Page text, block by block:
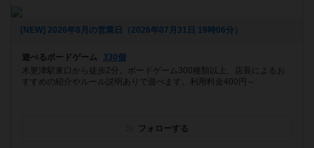
[NEW] 2026年8月の営業日（2026年07月31日 19時06分）
遊べるボードゲーム
330個
木更津駅東口から徒歩2分。ボードゲーム300種類以上、店長によるお
すすめの紹介やルール説明ありで遊べます。利用料金400円～
フォローする